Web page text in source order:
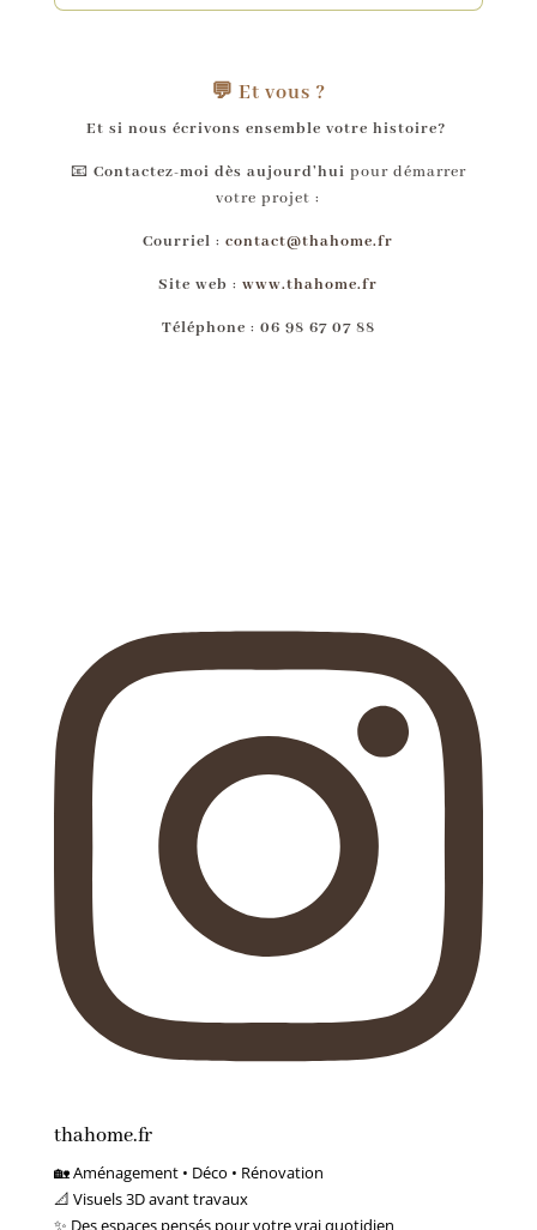
💬 Et vous ?
Et si nous écrivons ensemble votre histoire?
📧 Contactez-moi dès aujourd’hui pour démarrer
votre projet :
Courriel :contact@thahome.fr
Site web :www.thahome.fr
Téléphone : 06 98 67 07 88
thahome.fr
🏡 Aménagement • Déco • Rénovation
📐 Visuels 3D avant travaux
✨ Des espaces pensés pour votre vrai quotidien